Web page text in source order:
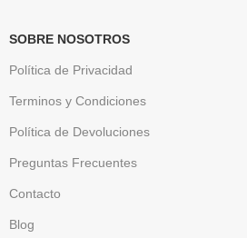
SOBRE NOSOTROS
Política de Privacidad
Terminos y Condiciones
Política de Devoluciones
Preguntas Frecuentes
Contacto
Blog